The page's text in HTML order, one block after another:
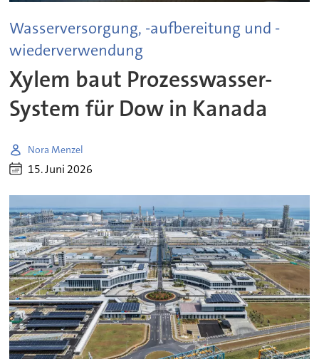
Wasserversorgung, -aufbereitung und -
wiederverwendung
Xylem baut Prozesswasser-
System für Dow in Kanada
Nora Menzel
15. Juni 2026